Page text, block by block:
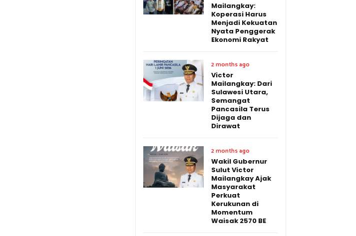
Mailangkay:
Koperasi Harus
Menjadi Kekuatan
Nyata Penggerak
Ekonomi Rakyat
2 months ago
Victor
Mailangkay: Dari
Sulawesi Utara,
Semangat
Pancasila Terus
Dijaga dan
Dirawat
2 months ago
Wakil Gubernur
Sulut Victor
Mailangkay Ajak
Masyarakat
Perkuat
Kerukunan di
Momentum
Waisak 2570 BE